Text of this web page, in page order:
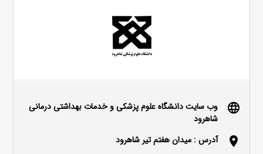
language
وب سایت دانشگاه علوم پزشکی و خدمات بهداشتی درمانی
شاهرود
location_on آدرس : میدان هفتم تیر شاهرود